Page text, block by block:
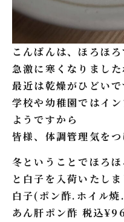
こんばんは、ほろほろ
急激に寒くなりました
最近は乾燥がひどいで
学校や幼稚園ではイ
ようですから
皆様、体調管理気を
冬ということでほろ
と白子を入荷いたしま
白子(ポン酢.ホイル
あん肝ポン酢 税込